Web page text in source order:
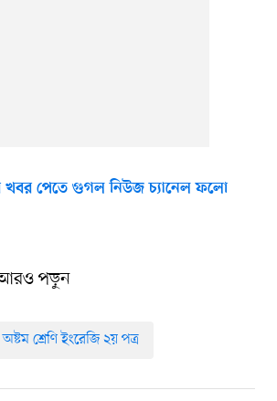
পেতে গুগল নিউজ চ্যানেল ফলো
পড়ুন
অষ্টম শ্রেণি ইংরেজি ২য় পত্র